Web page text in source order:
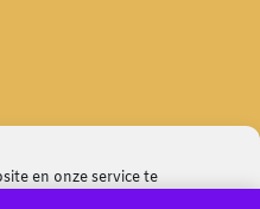
en onze service te